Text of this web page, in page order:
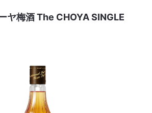
ヤ梅酒 The CHOYA SINGLE